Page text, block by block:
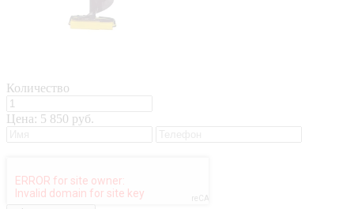
Количество
Цена: 5 850 руб.